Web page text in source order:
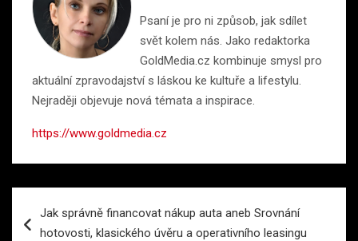
Psaní je pro ni způsob, jak sdílet
svět kolem nás. Jako redaktorka
GoldMedia.cz kombinuje smysl pro
aktuální zpravodajství s láskou ke kultuře a lifestylu.
Nejraději objevuje nová témata a inspirace.
https://www.goldmedia.cz
proJak správně financovat nákup auta aneb Srovnání
hotovosti, klasického úvěru a operativního leasingu